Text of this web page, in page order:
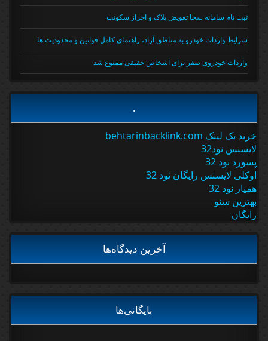
ثبت نام سامانه سخا تعویض پلاک و احراز سکونت
شرایط واردات خودرو به مناطق آزاد، راهنمای کامل قوانین و محدودیت ها
واردات خودروی صفر برای اشخاص حقیقی ممنوع شد
خرید بک لینک behtarinbacklink.com
لایسنس نود32
پسورد نود 32
اوکلی لایسنس رایگان نود 32
همیار نود 32
بهترین سئو
رایگان
آخرین دیدگاه‌ها
بایگانی‌ها